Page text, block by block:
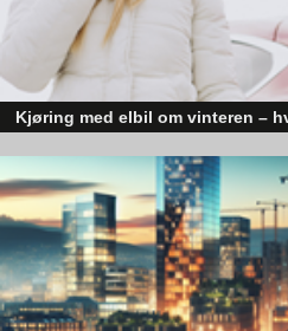
Kjøring med elbil om vinteren –
utfordrende vinterforhold kan være en